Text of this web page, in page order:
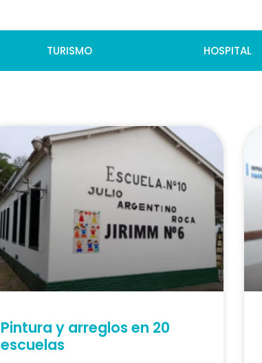
TURISMO HOSPITAL
Pintura y arreglos en 20
escuelas